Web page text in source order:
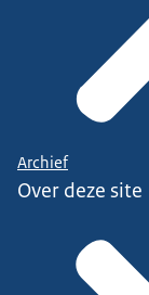
Archief
Over deze site